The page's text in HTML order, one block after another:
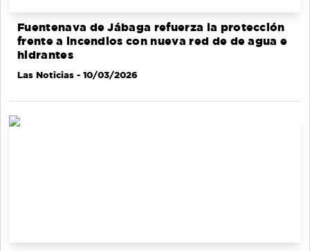
Fuentenava de Jábaga refuerza la protección
frente a incendios con nueva red de de agua e
hidrantes
Las Noticias - 10/03/2026